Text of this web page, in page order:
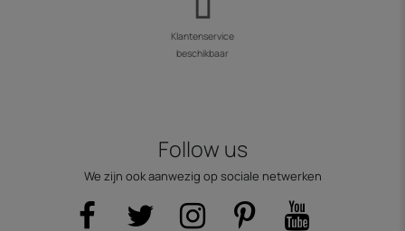
Klantenservice
beschikbaar
Follow us
We zijn ook aanwezig op sociale netwerken